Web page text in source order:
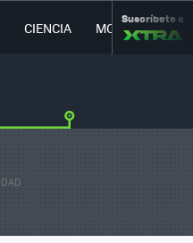
CIENCIA MOVILIDAD
Suscríbete a